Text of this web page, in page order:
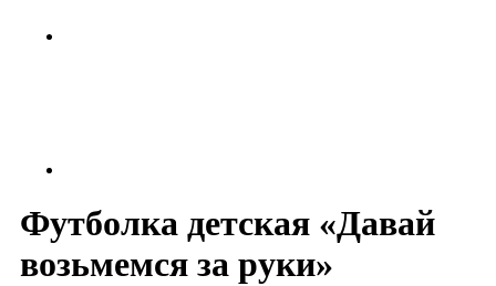
Футболка детская «Давай
возьмемся за руки»